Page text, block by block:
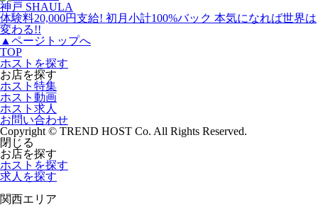
神戸 SHAULA
体験料20,000円支給! 初月小計100%バック 本気になれば世界は
変わる!!
▲ ページトップへ
TOP
ホストを探す
お店を探す
ホスト特集
ホスト動画
ホスト求人
お問い合わせ
Copyright © TREND HOST Co. All Rights Reserved.
閉じる
お店を探す
ホストを探す
求人を探す
関西エリア